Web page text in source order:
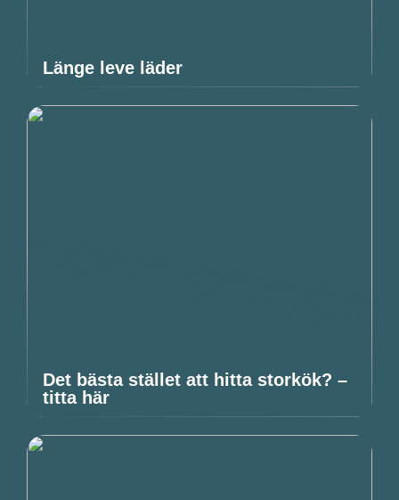
Länge leve läder
Det bästa stället att hitta storkök? –
titta här